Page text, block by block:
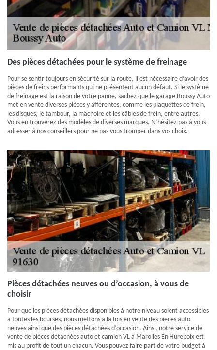
Des pièces détachées pour le système de freinage
Pour se sentir toujours en sécurité sur la route, il est nécessaire d’avoir des
pièces de freins performants qui ne présentent aucun défaut. Si le système
de freinage est la raison de votre panne, sachez que le garage Boussy Auto
met en vente diverses pièces y afférentes, comme les plaquettes de frein,
les disques, le tambour, la mâchoire et les câbles de frein, entre autres.
Vous en trouverez des modèles de diverses marques. N’hésitez pas à vous
adresser à nos conseillers pour ne pas vous tromper dans vos choix.
Pièces détachées neuves ou d’occasion, à vous de
choisir
Pour que les pièces détachées disponibles à notre niveau soient accessibles
à toutes les bourses, nous mettons à la fois en vente des pièces auto
neuves ainsi que des pièces détachées d’occasion. Ainsi, notre service de
vente de pièces détachées auto et camion VL à Marolles En Hurepoix est
mis au profit de tout un chacun. Vous pouvez faire part de votre budget à